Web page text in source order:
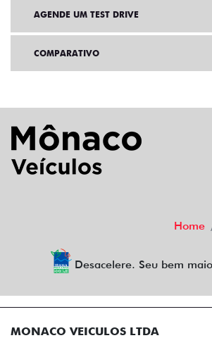
AGENDE UM TEST DRIVE
COMPARATIVO
Home
Desacelere. Seu bem
MONACO VEICULOS LTDA